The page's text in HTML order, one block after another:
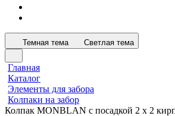
Темная тема Светлая тема
Главная
Каталог
Элементы для забора
Колпаки на забор
Колпак MONBLAN с посадкой 2 х 2